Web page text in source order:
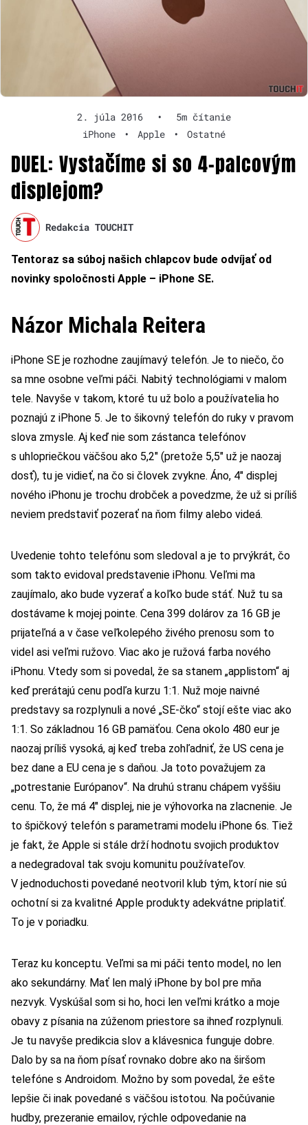
2. júla 2016 •
5m čítanie
iPhone
• Apple • Ostatné
DUEL: Vystačíme si so 4-palcovým
displejom?
Redakcia TOUCHIT
Tentoraz sa súboj našich chlapcov bude odvíjať od
novinky spoločnosti Apple – iPhone SE.
Názor Michala Reitera
iPhone SE je rozhodne zaujímavý telefón. Je to niečo, čo
sa mne osobne veľmi páči. Nabitý technológiami v malom
tele. Navyše v takom, ktoré tu už bolo a používatelia ho
poznajú z iPhone 5. Je to šikovný telefón do ruky v pravom
slova zmysle. Aj keď nie som zástanca telefónov
s uhlopriečkou väčšou ako 5,2″ (pretože 5,5″ už je naozaj
dosť), tu je vidieť, na čo si človek zvykne. Áno, 4″ displej
nového iPhonu je trochu drobček a povedzme, že už si príliš
neviem predstaviť pozerať na ňom filmy alebo videá.
Uvedenie tohto telefónu som sledoval a je to prvýkrát, čo
som takto evidoval predstavenie iPhonu. Veľmi ma
zaujímalo, ako bude vyzerať a koľko bude stáť. Nuž tu sa
dostávame k mojej pointe. Cena 399 dolárov za 16 GB je
prijateľná a v čase veľkolepého živého prenosu som to
videl asi veľmi ružovo. Viac ako je ružová farba nového
iPhonu. Vtedy som si povedal, že sa stanem „applistom“ aj
keď prerátajú cenu podľa kurzu 1:1. Nuž moje naivné
predstavy sa rozplynuli a nové „SE-čko“ stojí ešte viac ako
1:1. So základnou 16 GB pamäťou. Cena okolo 480 eur je
naozaj príliš vysoká, aj keď treba zohľadniť, že US cena je
bez dane a EU cena je s daňou. Ja toto považujem za
„potrestanie Európanov“. Na druhú stranu chápem vyššiu
cenu. To, že má 4″ displej, nie je výhovorka na zlacnenie. Je
to špičkový telefón s parametrami modelu iPhone 6s. Tiež
je fakt, že Apple si stále drží hodnotu svojich produktov
a nedegradoval tak svoju komunitu používateľov.
V jednoduchosti povedané neotvoril klub tým, ktorí nie sú
ochotní si za kvalitné Apple produkty adekvátne priplatiť.
To je v poriadku.
Teraz ku konceptu. Veľmi sa mi páči tento model, no len
ako sekundárny. Mať len malý iPhone by bol pre mňa
nezvyk. Vyskúšal som si ho, hoci len veľmi krátko a moje
obavy z písania na zúženom priestore sa ihneď rozplynuli.
Je tu navyše predikcia slov a klávesnica funguje dobre.
Dalo by sa na ňom písať rovnako dobre ako na širšom
telefóne s Androidom. Možno by som povedal, že ešte
lepšie či inak povedané s väčšou istotou. Na počúvanie
hudby, prezeranie emailov, rýchle odpovedanie na